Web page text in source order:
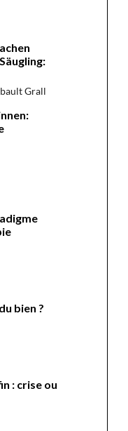
Grall
bien ?
: crise ou